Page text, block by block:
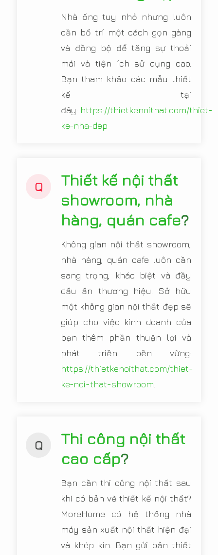
Nhà ống tuy nhỏ nhưng luôn
cần bố trí một cách gọn gàng
và đồng bộ để tăng sự thoải
mái và tiện ích sử dụng cao.
Bạn tham khảo các mẫu thiết
kế tại
đây: https://thietkenoithat.com/thiet-
ke-nha-dep
Q
Thiết kế nội thất
showroom, nhà
hàng, quán cafe?
Không gian nội thất showroom,
nhà hàng, quán cafe luôn cần
sang trọng, khác biệt và đầy
dấu ấn thương hiệu. Sở hữu
một không gian nội thất đẹp sẽ
giúp cho việc kinh doanh của
bạn thêm phần thuận lợi và
phát triền bền vững:
https://thietkenoithat.com/thiet-
ke-noi-that-showroom
Q
Thi công nội thất
cao cấp?
Bạn cần thi công nội thất sau
khi có bản vẽ thiết kế nội thất?
MoreHome có hệ thống nhà
máy sản xuất nội thất hiện đại
và khép kín. Bạn gửi bản thiết